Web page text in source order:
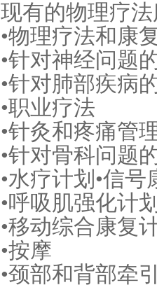
现有的物理疗
•物理疗法和康
•针对神经问题
•针对肺部疾病
•职业疗法
•针灸和疼痛管
•针对骨科问题
•水疗计划•信号
•呼吸肌强化计
•移动综合康复
•按摩
•颈部和背部牵